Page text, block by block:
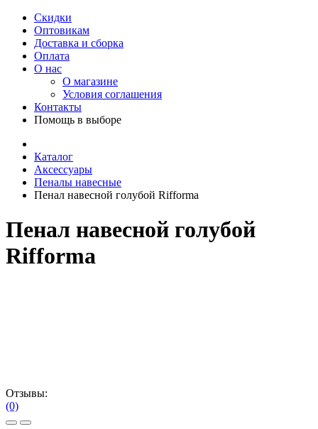
Скидки
Оптовикам
Доставка и сборка
Оплата
О нас
О магазине
Условия соглашения
Контакты
Помощь в выборе
Каталог
Аксессуары
Пеналы навесные
Пенал навесной голубой Rifforma
Пенал навесной голубой
Rifforma
Отзывы:
(0)